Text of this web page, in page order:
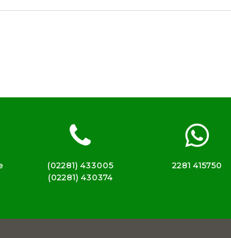
(02281) 433005
(02281) 430374
2281 415750